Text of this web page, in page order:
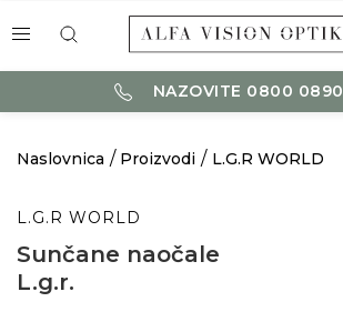
NAZOVITE 0800 0890
Naslovnica Proizvodi L.G.R WORLD
L.G.R WORLD
Sunčane naočale
L.g.r.